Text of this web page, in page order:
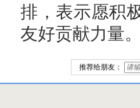
排，表示愿积
友好贡献力量。
推荐给朋友：